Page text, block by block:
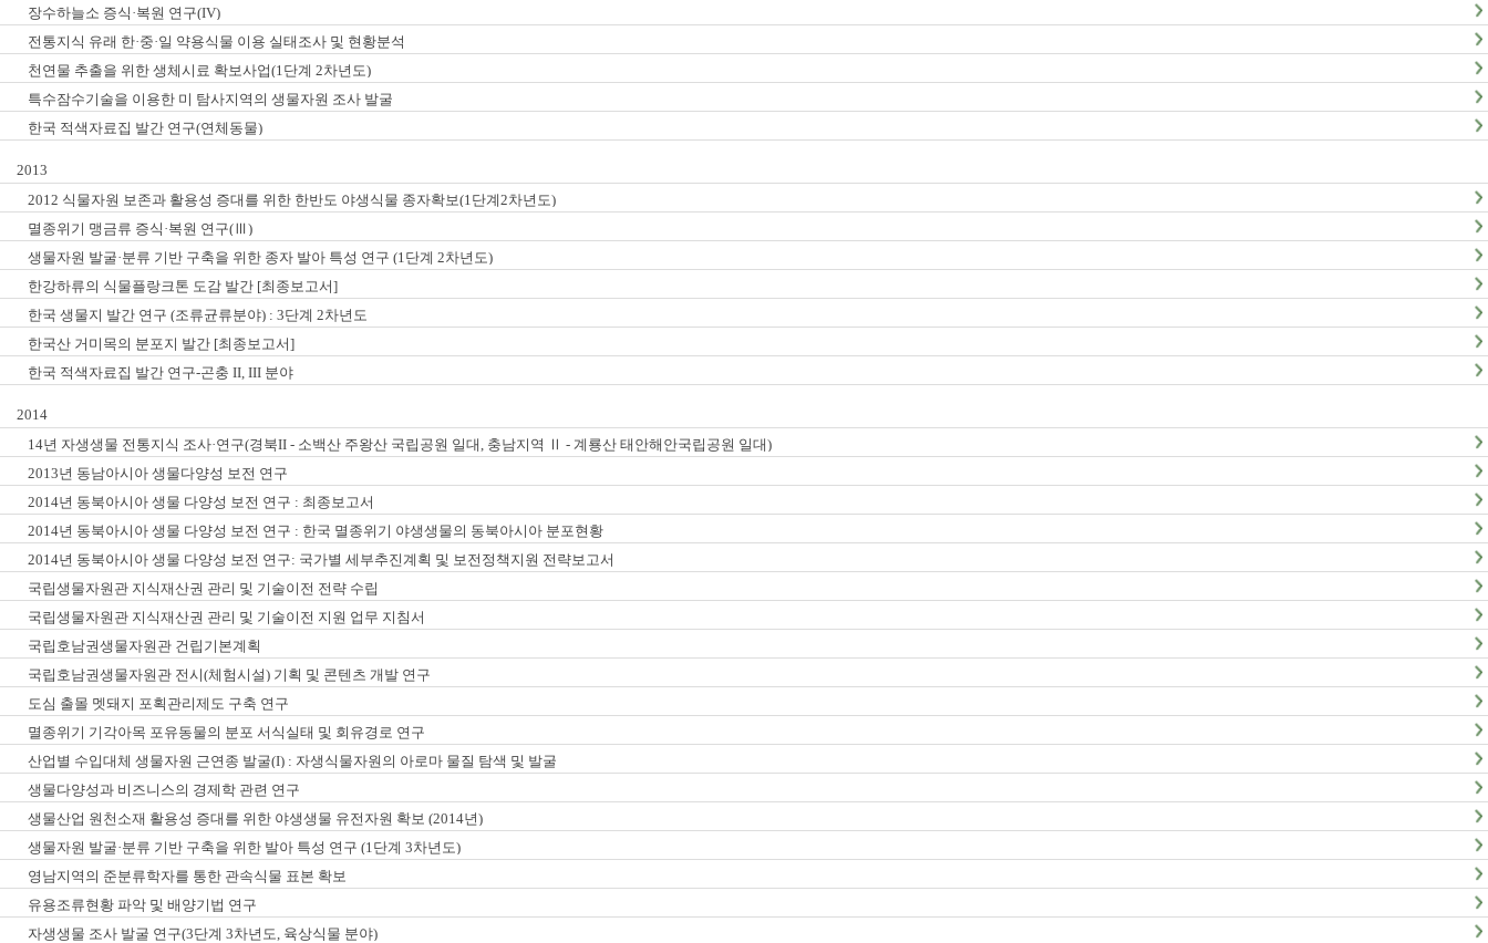
장수하늘소 증식·복원 연구(IV)
전통지식 유래 한·중·일 약용식물 이용 실태조사 및 현황분석
천연물 추출을 위한 생체시료 확보사업(1단계 2차년도)
특수잠수기술을 이용한 미 탐사지역의 생물자원 조사 발굴
한국 적색자료집 발간 연구(연체동물)
2013
2012 식물자원 보존과 활용성 증대를 위한 한반도 야생식물 종자확보(1단계2차년도)
멸종위기 맹금류 증식·복원 연구(Ⅲ)
생물자원 발굴·분류 기반 구축을 위한 종자 발아 특성 연구 (1단계 2차년도)
한강하류의 식물플랑크톤 도감 발간 [최종보고서]
한국 생물지 발간 연구 (조류균류분야) : 3단계 2차년도
한국산 거미목의 분포지 발간 [최종보고서]
한국 적색자료집 발간 연구-곤충 II, III 분야
2014
14년 자생생물 전통지식 조사·연구(경북II - 소백산 주왕산 국립공원 일대, 충남지역 Ⅱ - 계룡산 태안해안국립공원 일대)
2013년 동남아시아 생물다양성 보전 연구
2014년 동북아시아 생물 다양성 보전 연구 : 최종보고서
2014년 동북아시아 생물 다양성 보전 연구 : 한국 멸종위기 야생생물의 동북아시아 분포현황
2014년 동북아시아 생물 다양성 보전 연구: 국가별 세부추진계획 및 보전정책지원 전략보고서
국립생물자원관 지식재산권 관리 및 기술이전 전략 수립
국립생물자원관 지식재산권 관리 및 기술이전 지원 업무 지침서
국립호남권생물자원관 건립기본계획
국립호남권생물자원관 전시(체험시설) 기획 및 콘텐츠 개발 연구
도심 출몰 멧돼지 포획관리제도 구축 연구
멸종위기 기각아목 포유동물의 분포 서식실태 및 회유경로 연구
산업별 수입대체 생물자원 근연종 발굴(I) : 자생식물자원의 아로마 물질 탐색 및 발굴
생물다양성과 비즈니스의 경제학 관련 연구
생물산업 원천소재 활용성 증대를 위한 야생생물 유전자원 확보 (2014년)
생물자원 발굴·분류 기반 구축을 위한 발아 특성 연구 (1단계 3차년도)
영남지역의 준분류학자를 통한 관속식물 표본 확보
유용조류현황 파악 및 배양기법 연구
자생생물 조사 발굴 연구(3단계 3차년도, 육상식물 분야)